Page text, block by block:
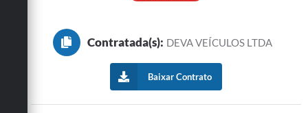
Contratada(s): DEVA VEÍCULOS LTDA
Baixar Contrato